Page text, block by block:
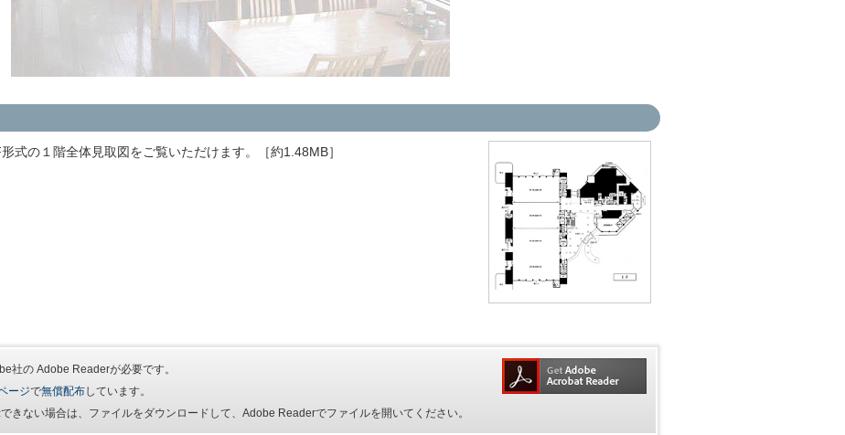
式の１階全体見取図をご覧いただけます。［約1.48MB］
社の Adobe Readerが必要です。
ージで無償配布しています。
きない場合は、ファイルをダウンロードして、Adobe Readerでファイルを開いてください。